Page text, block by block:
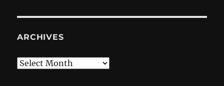
ARCHIVES
Archives